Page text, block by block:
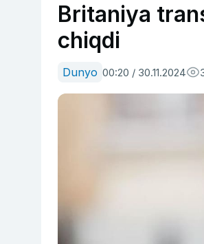
Britaniya
chiqdi
Dunyo 00:20 / 30.11.2024